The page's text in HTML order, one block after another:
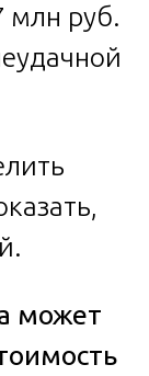
млн руб.
может